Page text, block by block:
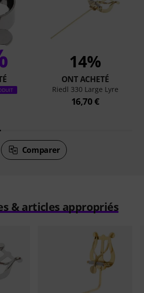
14%
ONT ACHETÉ
Riedl 330 Large Lyre
16,70 €
Comparer
& articles appropriés